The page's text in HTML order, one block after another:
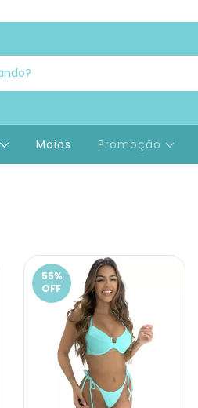
Maios Promoção
55%
OFF